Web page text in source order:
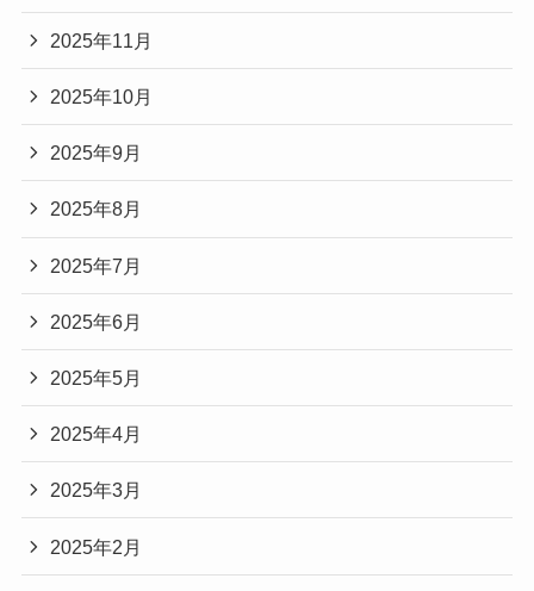
2025年11月
2025年10月
2025年9月
2025年8月
2025年7月
2025年6月
2025年5月
2025年4月
2025年3月
2025年2月